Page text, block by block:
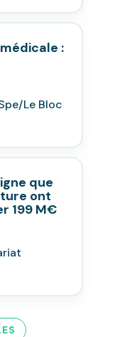
:
Le Bloc
que
ont
199 M€